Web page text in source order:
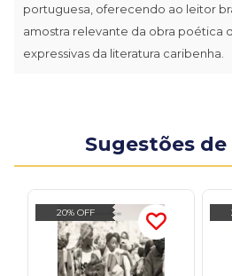
portuguesa, oferecendo ao leitor
amostra relevante da obra poética
expressivas da literatura caribenha.
Sugestões
20% OFF